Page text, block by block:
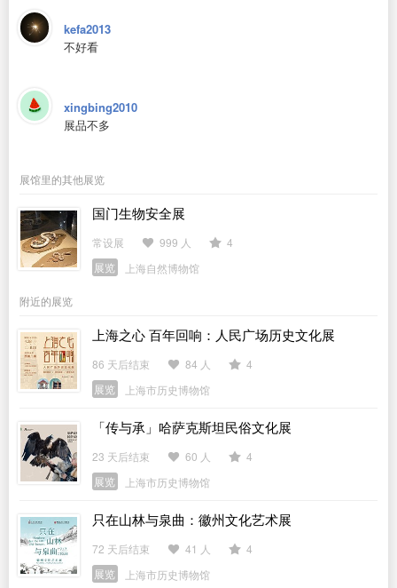
kefa2013
不好看
xingbing2010
展品不多
展馆里的其他展览
国门生物安全展
常设展 999 人
4
展览
上海自然博物馆
附近的展览
上海之心 百年回响：人民广场历史文化展
86 天后结束 84 人
4
展览
上海市历史博物馆
「传与承」哈萨克斯坦民俗文化展
23 天后结束 60 人
4
展览
上海市历史博物馆
只在山林与泉曲：徽州文化艺术展
72 天后结束 41 人
4
展览
上海市历史博物馆